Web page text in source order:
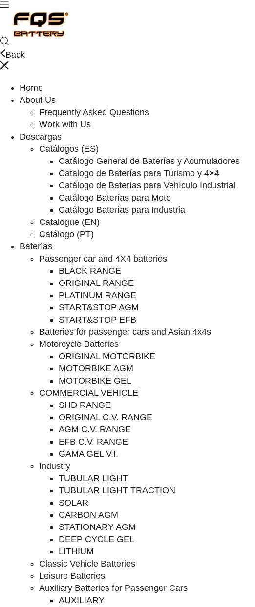
Back
Home
About Us
Frequently Asked Questions
Work with Us
Descargas
Catálogos (ES)
Catálogo General de Baterías y Acumuladores
Catalogo de Baterías para Turismo y 4×4
Catálogo de Baterías para Vehículo Industrial
Catálogo Baterías para Moto
Catálogo Baterías para Industria
Catalogue (EN)
Catálogo (PT)
Baterías
Passenger car and 4X4 batteries
BLACK RANGE
ORIGINAL RANGE
PLATINUM RANGE
START&STOP AGM
START&STOP EFB
Batteries for passenger cars and Asian 4x4s
Motorcycle Batteries
ORIGINAL MOTORBIKE
MOTORBIKE AGM
MOTORBIKE GEL
COMMERCIAL VEHICLE
SHD RANGE
ORIGINAL C.V. RANGE
AGM C.V. RANGE
EFB C.V. RANGE
GAMA GEL V.I.
Industry
TUBULAR LIGHT
TUBULAR LIGHT TRACTION
SOLAR
CARBON AGM
STATIONARY AGM
DEEP CYCLE GEL
LITHIUM
Classic Vehicle Batteries
Leisure Batteries
Auxiliary Batteries for Passenger Cars
AUXILIARY